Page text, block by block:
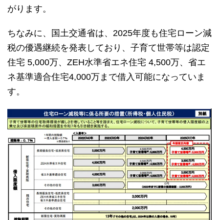
がります。
ちなみに、国土交通省は、2025年度も住宅ローン減
税の優遇継続を発表しており、子育て世帯等は認定
住宅 5,000万、ZEH水準省エネ住宅 4,500万、省エ
ネ基準適合住宅4,000万まで借入可能になっていま
す。